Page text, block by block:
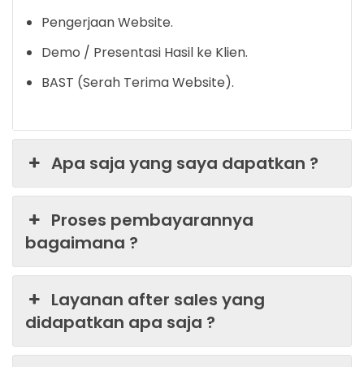
Pengerjaan Website.
Demo / Presentasi Hasil ke Klien.
BAST (Serah Terima Website).
Apa saja yang saya dapatkan ?
Proses pembayarannya
bagaimana ?
Layanan after sales yang
didapatkan apa saja ?